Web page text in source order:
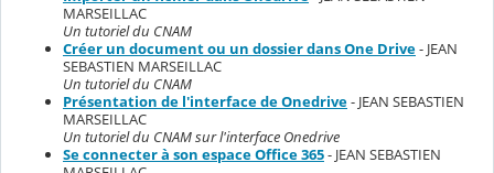
MARSEILLAC
Un tutoriel du CNAM
Créer un document ou un dossier dans One Drive- JEAN
SEBASTIEN MARSEILLAC
Un tutoriel du CNAM
Présentation de l'interface de Onedrive- JEAN SEBASTIEN
MARSEILLAC
Un tutoriel du CNAM sur l'interface Onedrive
Se connecter à son espace Office 365- JEAN SEBASTIEN